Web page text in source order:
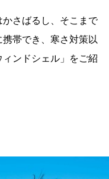
さばるし、そこまで
帯でき、寒さ対策以
ンドシェル」をご紹